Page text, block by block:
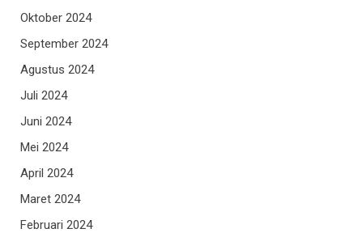
Oktober 2024
September 2024
Agustus 2024
Juli 2024
Juni 2024
Mei 2024
April 2024
Maret 2024
Februari 2024